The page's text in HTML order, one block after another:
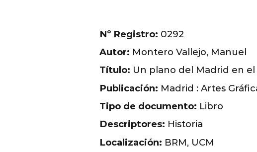
Nº Registro: 0292
Autor: Montero Vallejo, Manuel
Título: Un plano del Madrid en
Publicación: Madrid : Artes
Tipo de documento: Libro
Descriptores: Historia
Localización: BRM, UCM